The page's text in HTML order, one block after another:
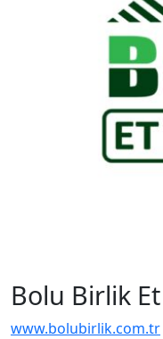
Bolu Birlik Et
www.bolubirlik.com.tr